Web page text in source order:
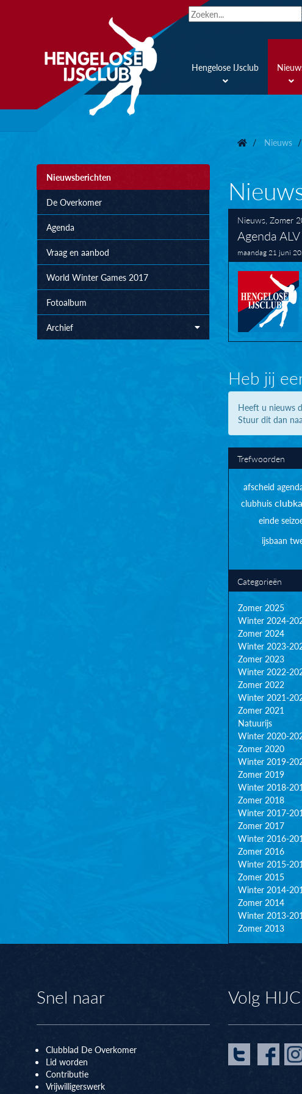
Hengelose IJsclub
Nieuwsberichten
De Overkomer
Agenda
Vraag en aanbod
World Winter Games 2017
Fotoalbum
Archief
Nieuws
Nieuws, Zomer
Agenda
maandag 21 juni
Heb jij
Heeft u nieuws
Stuur dit dan
Trefwoorden
afscheid
clubhuis
einde
ijsbaan
Categorieën
Zomer 2025
Winter 2024-
Zomer 2024
Winter 2023-
Zomer 2023
Winter 2022-
Zomer 2022
Winter 2021-
Zomer 2021
Natuurijs
Winter 2020-
Zomer 2020
Winter 2019-
Zomer 2019
Winter 2018-
Zomer 2018
Winter 2017-
Zomer 2017
Winter 2016-
Zomer 2016
Winter 2015-
Zomer 2015
Winter 2014-
Zomer 2014
Winter 2013-
Zomer 2013
Snel naar
Clubblad De Overkomer
Lid worden
Contributie
Vrijwilligerswerk
Volg HIJC